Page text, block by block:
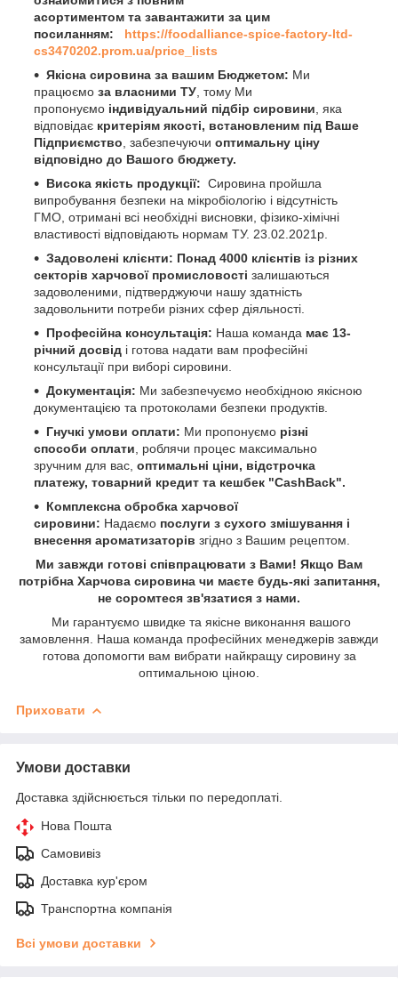
асортиментом та завантажити за цим
посиланням:
https://foodalliance-spice-factory-ltd-
cs3470202.prom.ua/price_lists
Якісна сировина за вашим Бюджетом: Ми
працюємо за власними ТУ , тому Ми
пропонуємо індивідуальний підбір сировини , яка
відповідає критеріям якості, встановленим під Ваше
Підприємство , забезпечуючи оптимальну ціну
відповідно до Вашого бюджету.
Висока якість продукції: Сировина пройшла
випробування безпеки на мікробіологію і відсутність
ГМО, отримані всі необхідні висновки, фізико-хімічні
властивості відповідають нормам ТУ. 23.02.2021р.
Задоволені клієнти: Понад 4000 клієнтів із різних
секторів харчової промисловості залишаються
задоволеними, підтверджуючи нашу здатність
задовольнити потреби різних сфер діяльності.
Професійна консультація: Наша команда має 13-
річний досвід і готова надати вам професійні
консультації при виборі сировини.
Документація: Ми забезпечуємо необхідною якісною
документацією та протоколами безпеки продуктів.
Гнучкі умови оплати: Ми пропонуємо різні
способи оплати , роблячи процес максимально
зручним для вас, оптимальні ціни, відстрочка
платежу, товарний кредит та кешбек "CashBack".
Комплексна обробка харчової
сировини: Надаємо послуги з сухого змішування і
внесення ароматизаторів згідно з Вашим рецептом.
Ми завжди готові співпрацювати з Вами! Якщо Вам
потрібна Харчова сировина чи маєте будь-які запитання,
не соромтеся зв'язатися з нами.
Ми гарантуємо швидке та якісне виконання вашого
замовлення. Наша команда професійних менеджерів завжди
готова допомогти вам вибрати найкращу сировину за
оптимальною ціною.
Приховати
Умови доставки
Доставка здійснюється тільки по передоплаті.
Нова Пошта
Самовивіз
Доставка кур'єром
Транспортна компанія
Всі умови доставки